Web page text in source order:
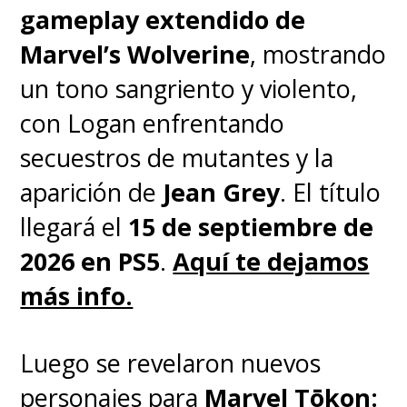
gameplay extendido de
Marvel’s Wolverine, mostrando
un tono sangriento y violento,
con Logan enfrentando
secuestros de mutantes y la
aparición de Jean Grey. El título
llegará el 15 de septiembre de
2026 en PS5.Aquí te dejamos
más info.
Luego se revelaron nuevos
personajes para Marvel Tōkon: